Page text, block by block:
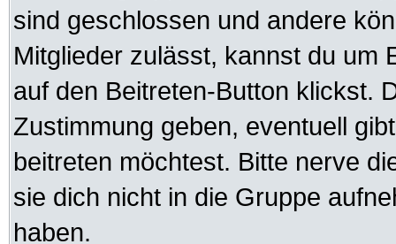
sind geschlossen und andere
Mitglieder zulässt, kannst du um
auf den Beitreten-Button klickst.
Zustimmung geben, eventuell
beitreten möchtest. Bitte nerve
sie dich nicht in die Gruppe
haben.